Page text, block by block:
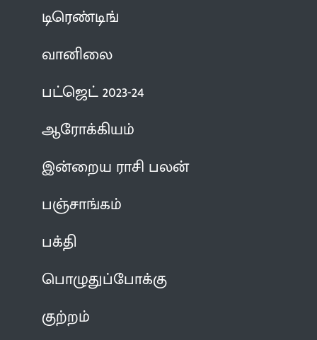
டிரெண்டிங்
வானிலை
பட்ஜெட் 2023-24
ஆரோக்கியம்
இன்றைய ராசி பலன்
பஞ்சாங்கம்
பக்தி
பொழுதுப்போக்கு
குற்றம்